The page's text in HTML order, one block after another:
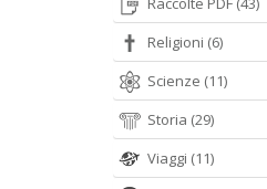
Religioni (6)
Scienze (11)
Storia (29)
Viaggi (11)